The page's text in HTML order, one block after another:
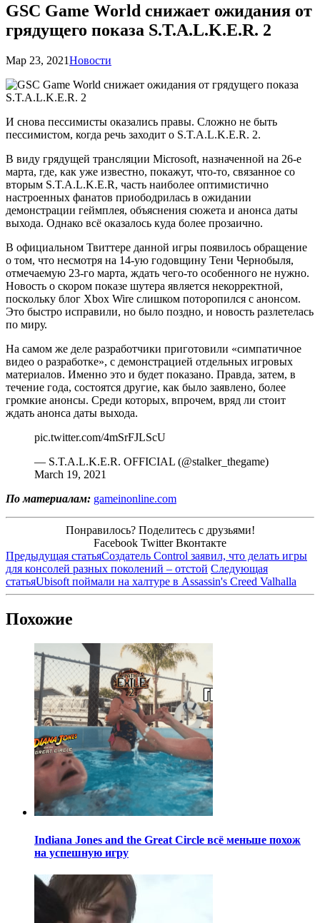
GSC Game World снижает ожидания от
грядущего показа S.T.A.L.K.E.R. 2
Мар 23, 2021Новости
И снова пессимисты оказались правы. Сложно не быть
пессимистом, когда речь заходит о S.T.A.L.K.E.R. 2.
В виду грядущей трансляции Microsoft, назначенной на 26-е
марта, где, как уже известно, покажут, что-то, связанное со
вторым S.T.A.L.K.E.R, часть наиболее оптимистично
настроенных фанатов приободрилась в ожидании
демонстрации геймплея, объяснения сюжета и анонса даты
выхода. Однако всё оказалось куда более прозаично.
В официальном Твиттере данной игры появилось обращение
о том, что несмотря на 14-ую годовщину Тени Чернобыля,
отмечаемую 23-го марта, ждать чего-то особенного не нужно.
Новость о скором показе шутера является некорректной,
поскольку блог Xbox Wire слишком поторопился с анонсом.
Это быстро исправили, но было поздно, и новость разлетелась
по миру.
На самом же деле разработчики приготовили «симпатичное
видео о разработке», с демонстрацией отдельных игровых
материалов. Именно это и будет показано. Правда, затем, в
течение года, состоятся другие, как было заявлено, более
громкие анонсы. Среди которых, впрочем, вряд ли стоит
ждать анонса даты выхода.
pic.twitter.com/4mSrFJLScU
— S.T.A.L.K.E.R. OFFICIAL (@stalker_thegame)
March 19, 2021
По материалам: gameinonline.com
Понравилось? Поделитесь с друзьями!
Facebook Twitter Вконтакте
Предыдущая статьяСоздатель Control заявил, что делать игры
для консолей разных поколений – отстой Следующая
статьяUbisoft поймали на халтуре в Assassin's Creed Valhalla
Похожие
Indiana Jones and the Great Circle всё меньше похож
на успешную игру